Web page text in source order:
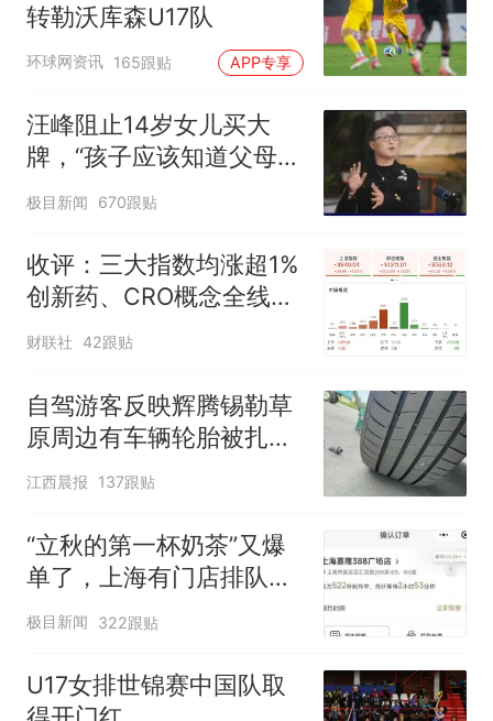
转勒沃库森U17队
环球网资讯 165跟贴 APP专享
汪峰阻止14岁女儿买大
牌，“孩子应该知道父母的
不易”，称自己买衣服80%
极目新闻 670跟贴
收评：三大指数均涨超1%
创新药、CRO概念全线走
强
财联社 42跟贴
自驾游客反映辉腾锡勒草
原周边有车辆轮胎被扎，
修理店铺换胎价格高达千
江西晨报 137跟贴
“立秋的第一杯奶茶”又爆
单了，上海有门店排队超
500杯，店员：今天奶茶
店都很忙，要等2个多小
时
极目新闻 322跟贴
U17女排世锦赛中国队取